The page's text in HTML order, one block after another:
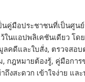
คู่มือประชาชนที่เป็นศูน
ในแอปพลิเคชันเดียว โ
คดีและใบสั่ง, ตรวจสอบ
กฎหมายต้องรู้, คู่มือกา
ถึงสะดวก เข้าใจง่าย แล